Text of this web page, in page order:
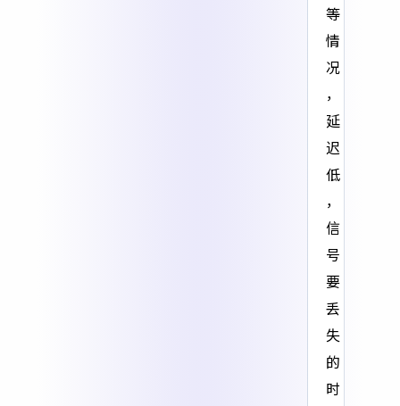
等
情
况
，
延
迟
低
，
信
号
要
丢
失
的
时